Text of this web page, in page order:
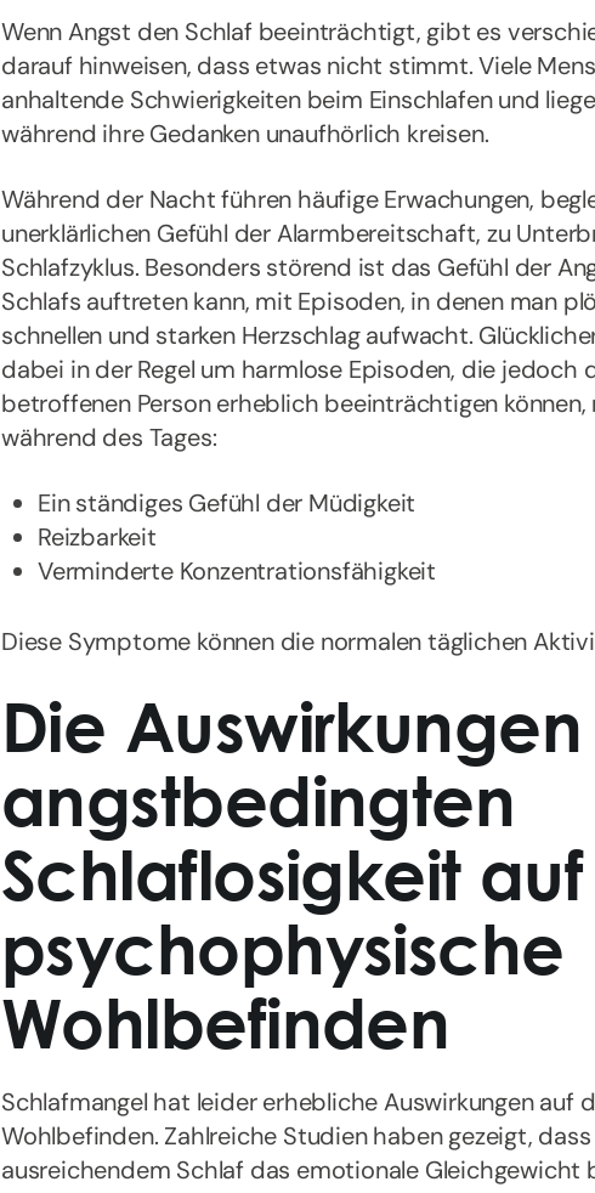
Wenn Angst den Schlaf beeinträchtigt, gibt es
darauf hinweisen, dass etwas nicht stimmt. Viele
anhaltende Schwierigkeiten beim Einschlafen und
während ihre Gedanken unaufhörlich kreisen.
Während der Nacht führen häufige Erwachungen,
unerklärlichen Gefühl der Alarmbereitschaft, zu
Schlafzyklus. Besonders störend ist das Gefühl der
Schlafs auftreten kann, mit Episoden, in denen man
schnellen und starken Herzschlag aufwacht.
dabei in der Regel um harmlose Episoden, die jedoch
betroffenen Person erheblich beeinträchtigen
während des Tages:
Ein ständiges Gefühl der Müdigkeit
Reizbarkeit
Verminderte Konzentrationsfähigkeit
Diese Symptome können die normalen täglichen
Die
angstbedingten
Schlaflosigkeit
psychophysische
Wohlbefinden
Schlafmangel hat leider erhebliche Auswirkungen auf
Wohlbefinden. Zahlreiche Studien haben gezeigt, dass
ausreichendem Schlaf das emotionale Gleichgewicht